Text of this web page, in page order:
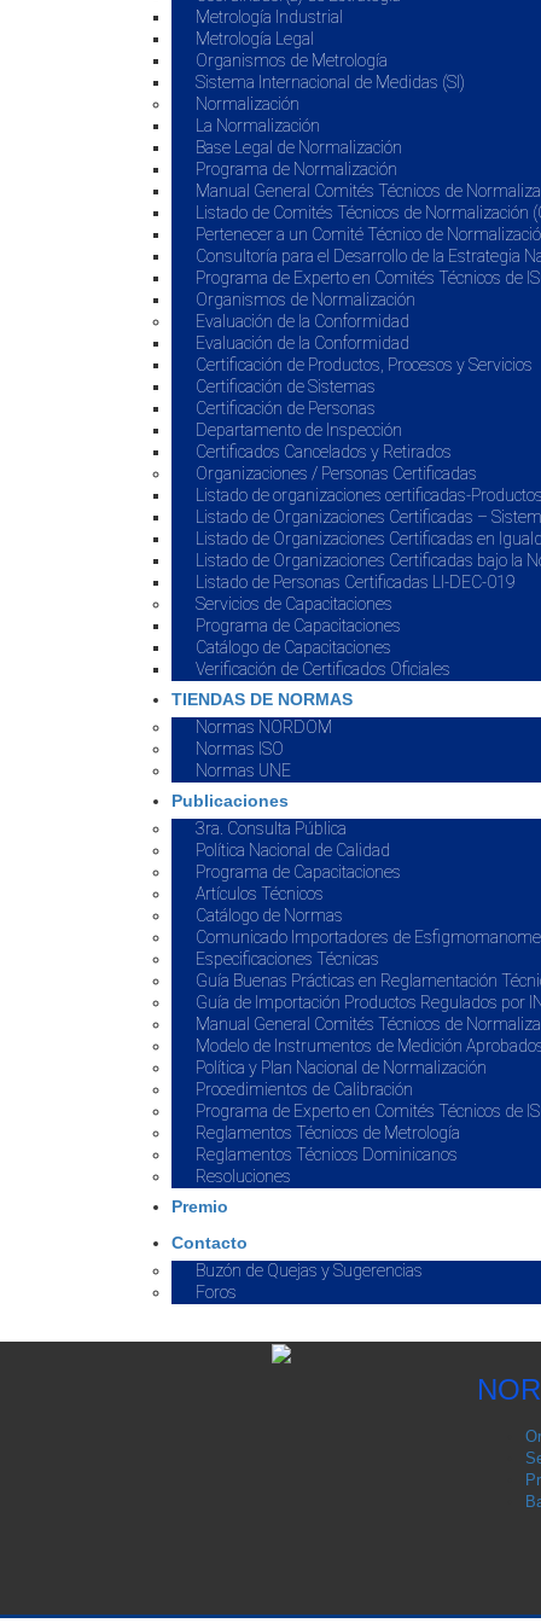
Metrología Industrial
Metrología Legal
Organismos de Metrología
Sistema Internacional de Medidas (SI)
Normalización
La Normalización
Base Legal de Normalización
Programa de Normalización
Manual General Comités Técnicos de
Listado de Comités Técnicos de Normalización
Pertenecer a un Comité Técnico de
Consultoría para el Desarrollo de la Estrategia
Programa de Experto en Comités Técnicos de
Organismos de Normalización
Evaluación de la Conformidad
Evaluación de la Conformidad
Certificación de Productos, Procesos y Servicios
Certificación de Sistemas
Certificación de Personas
Departamento de Inspección
Certificados Cancelados y Retirados
Organizaciones / Personas Certificadas
Listado de organizaciones certificadas-
Listado de Organizaciones Certificadas –
Listado de Organizaciones Certificadas en
Listado de Organizaciones Certificadas bajo la
Listado de Personas Certificadas LI-DEC-019
Servicios de Capacitaciones
Programa de Capacitaciones
Catálogo de Capacitaciones
Verificación de Certificados Oficiales
TIENDAS DE NORMAS
Normas NORDOM
Normas ISO
Normas UNE
Publicaciones
3ra. Consulta Pública
Política Nacional de Calidad
Programa de Capacitaciones
Artículos Técnicos
Catálogo de Normas
Comunicado Importadores de
Especificaciones Técnicas
Guía Buenas Prácticas en Reglamentación
Guía de Importación Productos Regulados por
Manual General Comités Técnicos de
Modelo de Instrumentos de Medición
Política y Plan Nacional de Normalización
Procedimientos de Calibración
Programa de Experto en Comités Técnicos de
Reglamentos Técnicos de Metrología
Reglamentos Técnicos Dominicanos
Resoluciones
Premio
Contacto
Buzón de Quejas y Sugerencias
Foros